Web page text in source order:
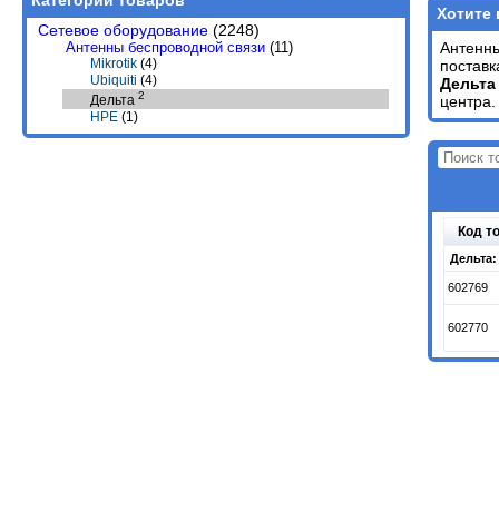
Сетевое оборудование (2248)
Антенны беспроводной связи (11)
Mikrotik (4)
Ubiquiti (4)
Дельта 2
HPE (1)
Хотите
Дельта
центра.
Код
Дельта:
602769
602770